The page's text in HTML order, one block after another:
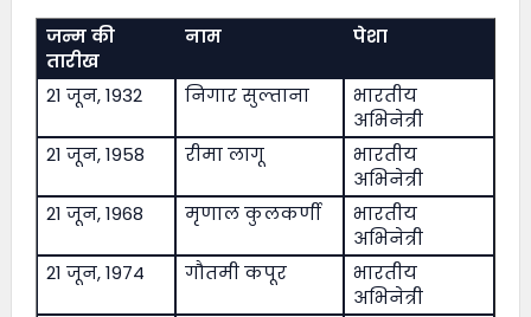
जन्म की
तारीख
नाम पेशा
21 जून, 1932 निगार सुल्ताना
भारतीय
अभिनेत्री
21 जून, 1958
रीमा लागू
भारतीय
अभिनेत्री
21 जून, 1968
मृणाल कुलकर्णी
भारतीय
अभिनेत्री
21 जून, 1974
गौतमी कपूर
भारतीय
अभिनेत्री